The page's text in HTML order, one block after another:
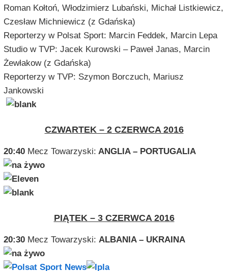
Roman Kołtoń, Włodzimierz Lubański, Michał Listkiewicz,
Czesław Michniewicz (z Gdańska)
Reporterzy w Polsat Sport: Marcin Feddek, Marcin Lepa
Studio w TVP: Jacek Kurowski – Paweł Janas, Marcin
Żewłakow (z Gdańska)
Reporterzy w TVP: Szymon Borczuch, Mariusz
Jankowski
CZWARTEK – 2 CZERWCA 2016
20:40 Mecz Towarzyski: ANGLIA – PORTUGALIA
PIĄTEK – 3 CZERWCA 2016
20:30 Mecz Towarzyski: ALBANIA – UKRAINA